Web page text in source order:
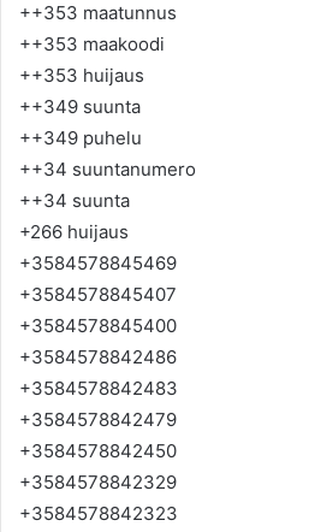
++353 maatunnus
++353 maakoodi
++353 huijaus
++349 suunta
++349 puhelu
++34 suuntanumero
++34 suunta
+266 huijaus
+3584578845469
+3584578845407
+3584578845400
+3584578842486
+3584578842483
+3584578842479
+3584578842450
+3584578842329
+3584578842323